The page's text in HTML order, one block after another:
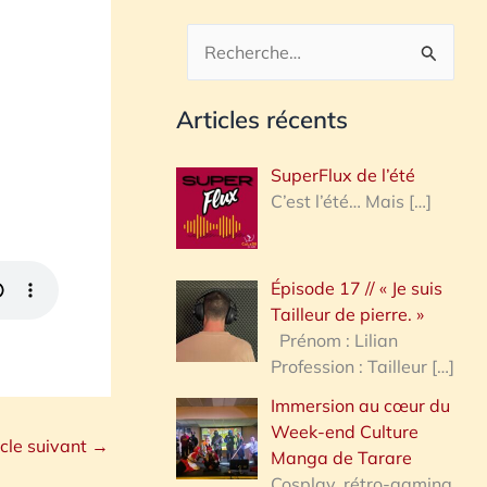
suivant →
c
h
r
h
e
:
Articles récents
SuperFlux de l’été
C’est l’été… Mais […]
Épisode 17 // « Je suis
Tailleur de pierre. »
Prénom : Lilian
Profession : Tailleur […]
Immersion au cœur du
Week-end Culture
Manga de Tarare